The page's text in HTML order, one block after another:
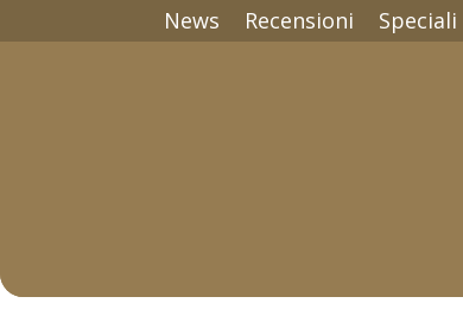
News Recensioni Speciali